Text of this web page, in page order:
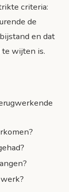
criteria:
de
en dat
wijten is.